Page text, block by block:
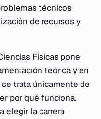
técnicos
de recursos y
Físicas pone
teórica y en
trata únicamente de
por qué funciona.
elegir la carrera